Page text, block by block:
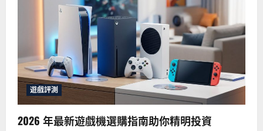
遊戲評測
2026 年最新遊戲機選購指南助你精明投資